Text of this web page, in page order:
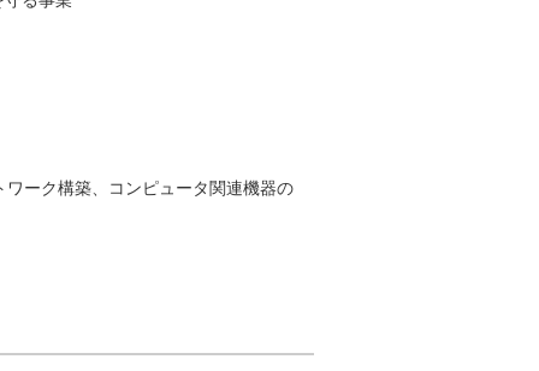
ク構築、コンピュータ関連機器の